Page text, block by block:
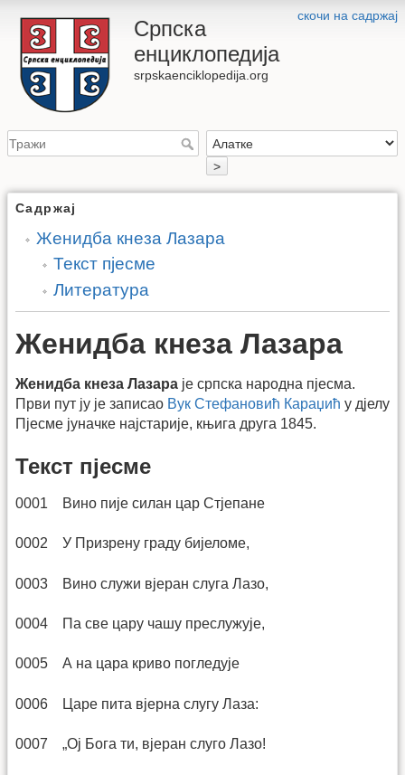
скочи на садржај
Српска
енциклопедија
srpskaenciklopedija.org
>
Садржај
Женидба кнеза Лазара
Текст пјесме
Литература
Женидба кнеза Лазара
Женидба кнеза Лазара је српска народна пјесма.
Први пут ју је записао Вук Стефановић Караџић у дјелу
Пјесме јуначке најстарије, књига друга 1845.
Текст пјесме
0001 Вино пије силан цар Стјепане
0002 У Призрену граду бијеломе,
0003 Вино служи вјеран слуга Лазо,
0004 Па све цару чашу преслужује,
0005 А на цара криво погледује
0006 Царе пита вјерна слугу Лаза:
0007 „Ој Бога ти, вјеран слуго Лазо!